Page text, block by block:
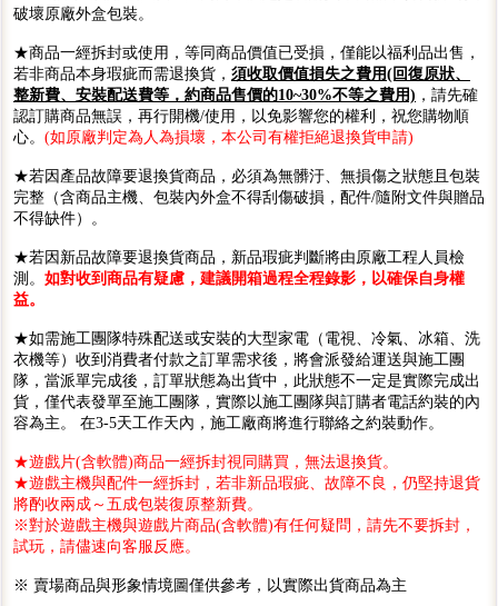
破壞原廠外盒包裝。
★商品一經拆封或使用，等同商品價值已受損，僅能以福利品出售，
若非商品本身瑕疵而需退換貨， 須收取價值損失之費用(回復原狀、
整新費、安裝配送費等，約商品售價的10~30%不等之費用) ，請先確
認訂購商品無誤，再行開機/使用，以免影響您的權利，祝您購物順
心。 (如原廠判定為人為損壞，本公司有權拒絕退換貨申請)
★若因產品故障要退換貨商品，必須為無髒汙、無損傷之狀態且包裝
完整（含商品主機、包裝內外盒不得刮傷破損，配件/隨附文件與贈品
不得缺件）。
★若因新品故障要退換貨商品，新品瑕疵判斷將由原廠工程人員檢
測。 如對收到商品有疑慮，建議開箱過程全程錄影，以確保自身權
益。
★如需施工團隊特殊配送或安裝的大型家電（電視、冷氣、冰箱、洗
衣機等）收到消費者付款之訂單需求後，將會派發給運送與施工團
隊，當派單完成後，訂單狀態為出貨中，此狀態不一定是實際完成出
貨，僅代表發單至施工團隊，實際以施工團隊與訂購者電話約裝的內
容為主。 在3-5天工作天內，施工廠商將進行聯絡之約裝動作。
★遊戲片(含軟體)商品一經拆封視同購買，無法退換貨。
★遊戲主機與配件一經拆封，若非新品瑕疵、故障不良，仍堅持退貨
將酌收兩成～五成包裝復原整新費。
※對於遊戲主機與遊戲片商品(含軟體)有任何疑問，請先不要拆封，
試玩，請儘速向客服反應。
※ 賣場商品與形象情境圖僅供參考，以實際出貨商品為主